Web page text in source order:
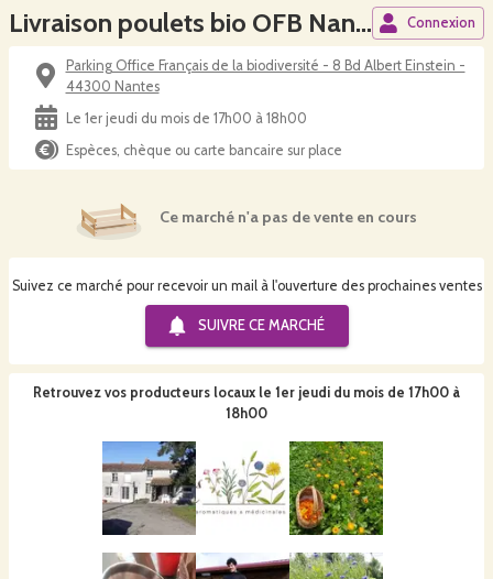
Livraison poulets bio OFB Nantes Connexion
Parking Office Français de la biodiversité - 8 Bd Albert Einstein -
44300 Nantes
Le 1er jeudi du mois de 17h00 à 18h00
Espèces, chèque ou carte bancaire sur place
Ce marché n'a pas de vente en cours
Suivez ce marché pour recevoir un mail à l'ouverture des prochaines ventes
SUIVRE CE MARCHÉ
Retrouvez vos producteurs locaux le 1er jeudi du mois de 17h00 à
18h00